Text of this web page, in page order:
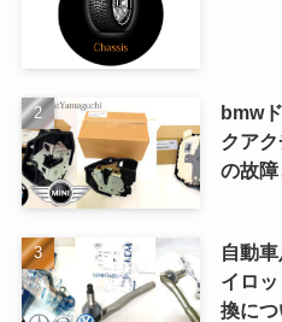
bmw
クア
の故
自動
イロ
換につ